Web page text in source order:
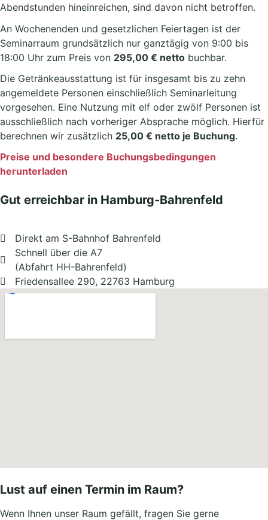
Abendstunden hineinreichen, sind davon nicht betroffen.
An Wochenenden und gesetzlichen Feiertagen ist der
Seminarraum grundsätzlich nur ganztägig von 9:00 bis
18:00 Uhr zum Preis von 295,00 € netto buchbar.
Die Getränkeausstattung ist für insgesamt bis zu zehn
angemeldete Personen einschließlich Seminarleitung
vorgesehen. Eine Nutzung mit elf oder zwölf Personen ist
ausschließlich nach vorheriger Absprache möglich. Hierfür
berechnen wir zusätzlich 25,00 € netto je Buchung.
Preise und besondere Buchungsbedingungen
herunterladen
Gut erreichbar in Hamburg-Bahrenfeld
Direkt am S-Bahnhof Bahrenfeld
Schnell über die A7
(Abfahrt HH-Bahrenfeld)
Friedensallee 290, 22763 Hamburg
Lust auf einen Termin im Raum?
Wenn Ihnen unser Raum gefällt, fragen Sie gerne